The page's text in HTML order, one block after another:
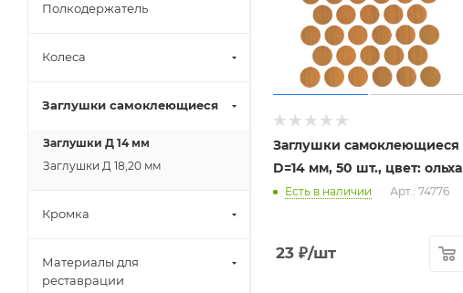
Заглушки самоклеющиеся
D=14 мм, 50 шт., цвет: ольха
Есть в наличии Арт.: 74776
23 ₽/шт
Полкодержатель
Колеса
Заглушки самоклеющиеся
Заглушки Д 14 мм
Заглушки Д 18,20 мм
Кромка
Материалы для
реставрации